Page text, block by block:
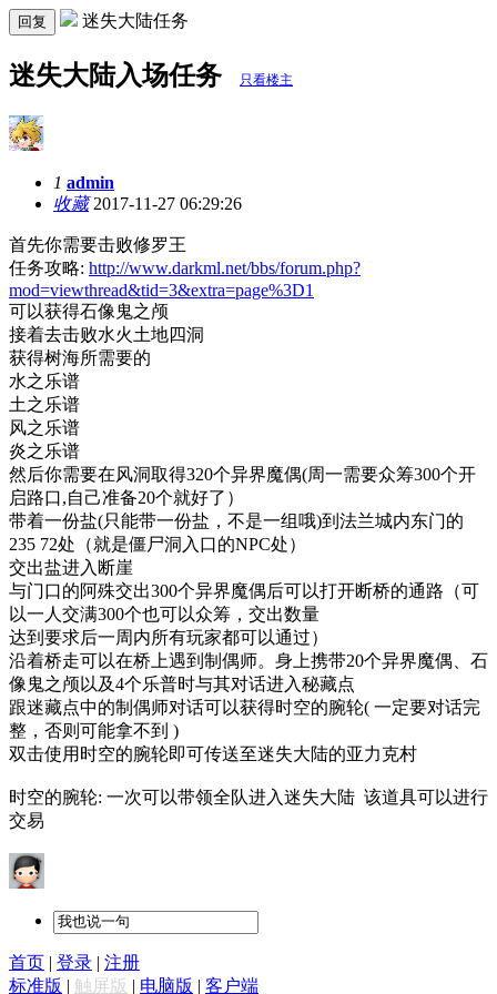
回复 迷失大陆任务
迷失大陆入场任务 只看楼主
1 admin
收藏2017-11-27 06:29:26
首先你需要击败修罗王
任务攻略: http://www.darkml.net/bbs/forum.php?
mod=viewthread&tid=3&extra=page%3D1
可以获得石像鬼之颅
接着去击败水火土地四洞
获得树海所需要的
水之乐谱
土之乐谱
风之乐谱
炎之乐谱
然后你需要在风洞取得320个异界魔偶(周一需要众筹300个开
启路口,自己准备20个就好了）
带着一份盐(只能带一份盐，不是一组哦)到法兰城内东门的
235 72处（就是僵尸洞入口的NPC处）
交出盐进入断崖
与门口的阿殊交出300个异界魔偶后可以打开断桥的通路（可
以一人交满300个也可以众筹，交出数量
达到要求后一周内所有玩家都可以通过）
沿着桥走可以在桥上遇到制偶师。身上携带20个异界魔偶、石
像鬼之颅以及4个乐普时与其对话进入秘藏点
跟迷藏点中的制偶师对话可以获得时空的腕轮( 一定要对话完
整，否则可能拿不到 )
双击使用时空的腕轮即可传送至迷失大陆的亚力克村
时空的腕轮: 一次可以带领全队进入迷失大陆 该道具可以进行
交易
首页 | 登录 | 注册
标准版 | 触屏版 | 电脑版 | 客户端